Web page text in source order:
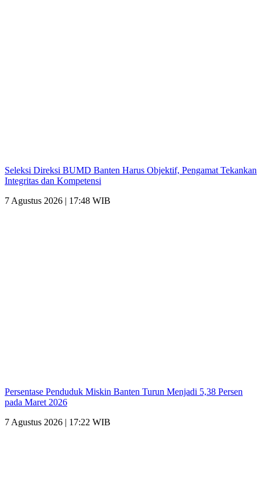
Seleksi Direksi BUMD Banten Harus Objektif, Pengamat Tekankan
Integritas dan Kompetensi
7 Agustus 2026 | 17:48 WIB
Persentase Penduduk Miskin Banten Turun Menjadi 5,38 Persen
pada Maret 2026
7 Agustus 2026 | 17:22 WIB